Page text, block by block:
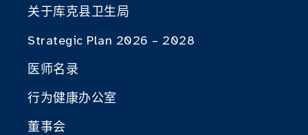
关于库克县卫生局
Strategic Plan 2026 – 2028
医师名录
行为健康办公室
董事会